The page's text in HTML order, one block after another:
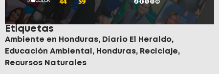
Etiquetas
Ambiente en Honduras, Diario El Heraldo,
Educación Ambiental , Honduras, Reciclaje,
Recursos Naturales